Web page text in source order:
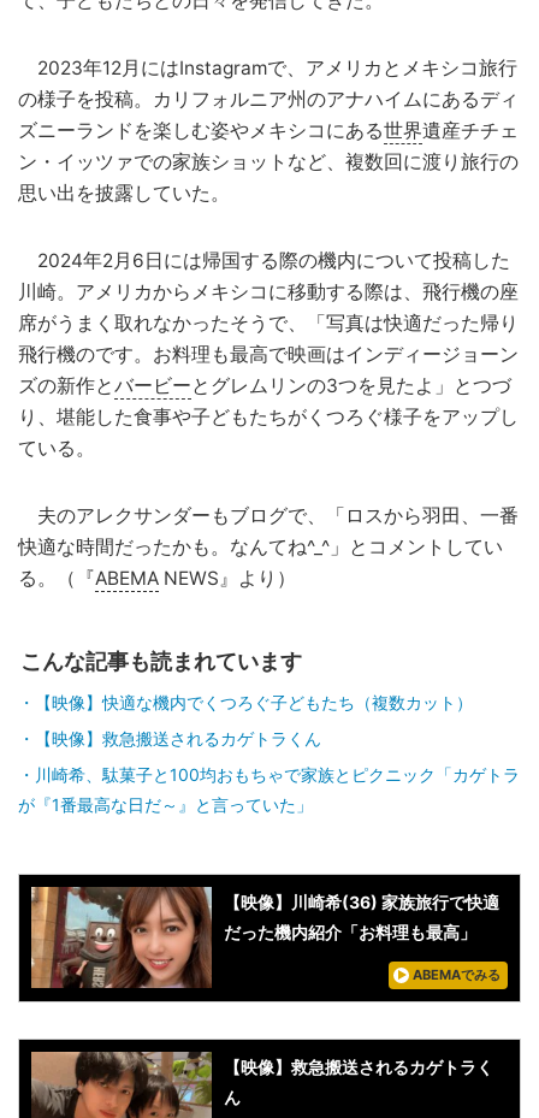
2023年12月にはInstagramで、アメリカとメキシコ旅行
の様子を投稿。カリフォルニア州のアナハイムにあるディ
ズニーランドを楽しむ姿やメキシコにある世界遺産チチェ
ン・イッツァでの家族ショットなど、複数回に渡り旅行の
思い出を披露していた。
2024年2月6日には帰国する際の機内について投稿した
川崎。アメリカからメキシコに移動する際は、飛行機の座
席がうまく取れなかったそうで、「写真は快適だった帰り
飛行機のです。お料理も最高で映画はインディージョーン
ズの新作とバービーとグレムリンの3つを見たよ」とつづ
り、堪能した食事や子どもたちがくつろぐ様子をアップし
ている。
夫のアレクサンダーもブログで、「ロスから羽田、一番
快適な時間だったかも。なんてね^_^」とコメントしてい
る。（『ABEMA NEWS』より）
こんな記事も読まれています
【映像】快適な機内でくつろぐ子どもたち（複数カット）
【映像】救急搬送されるカゲトラくん
川崎希、駄菓子と100均おもちゃで家族とピクニック「カゲトラ
が『1番最高な日だ～』と言っていた」
【映像】川崎希(36) 家族旅行で快適
だった機内紹介「お料理も最高」
ABEMAでみる
【映像】救急搬送されるカゲトラく
ん